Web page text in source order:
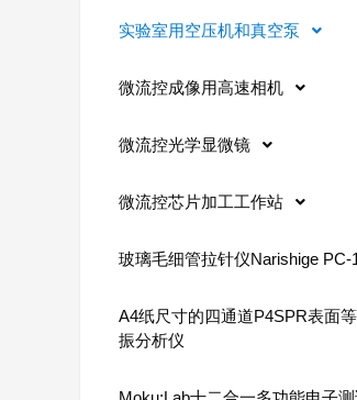
实验室用空压机和真空泵
微流控成像用高速相机
微流控光学显微镜
微流控芯片加工工作站
玻璃毛细管拉针仪Narishige PC-
A4纸尺寸的四通道P4SPR表面
振分析仪